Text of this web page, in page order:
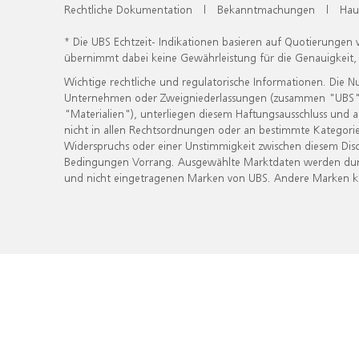
Rechtliche Dokumentation | Bekanntmachungen |
* Die UBS Echtzeit- Indikationen basieren auf
übernimmt dabei keine Gewährleistung für die
Wichtige rechtliche und regulatorische Informationen. Die
Unternehmen oder Zweigniederlassungen (zusammen
"Materialien"), unterliegen diesem Haftungsausschluss
nicht in allen Rechtsordnungen oder an bestimmte
Widerspruchs oder einer Unstimmigkeit zwischen diesem
Bedingungen Vorrang. Ausgewählte Marktdaten werden
und nicht eingetragenen Marken von UBS. Andere Marken